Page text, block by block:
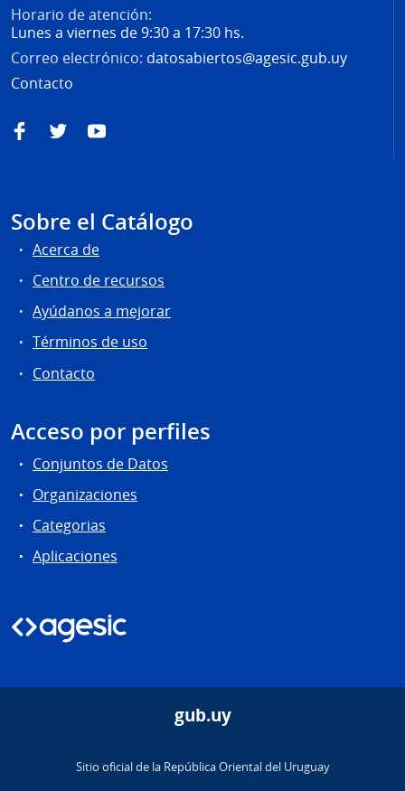
Horario de atención:
Lunes a viernes de 9:30 a 17:30 hs.
Correo electrónico: datosabiertos@agesic.gub.uy
Contacto
FacebookTwitterYouTube
Sobre el Catálogo
Acerca de
Centro de recursos
Ayúdanos a mejorar
Términos de uso
Contacto
Acceso por perfiles
Conjuntos de Datos
Organizaciones
Categorias
Aplicaciones
gub.uy
Sitio oficial de la República Oriental del Uruguay